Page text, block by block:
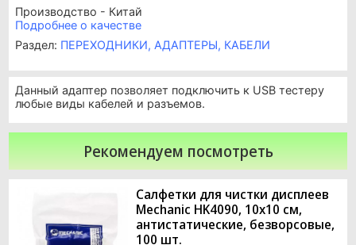
Производство - Китай
Подробнее о качестве
Раздел: ПЕРЕХОДНИКИ, АДАПТЕРЫ, КАБЕЛИ
Данный адаптер позволяет подключить к USB тестеру
любые виды кабелей и разъемов.
Рекомендуем посмотреть
Салфетки для чистки дисплеев
Mechanic HK4090, 10x10 см,
антистатические, безворсовые,
100 шт.